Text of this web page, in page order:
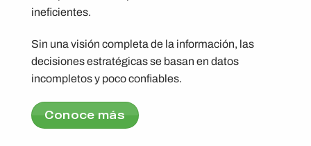
ineficientes.
Sin una visión completa de la información, las
decisiones estratégicas se basan en datos
incompletos y poco confiables.
Conoce más